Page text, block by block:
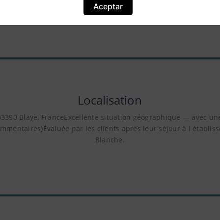
Oui, cet établissement dispose d une piscine. Vous pouvez consulter
sur la piscine ainsi que sur les autres installations de l hôtel.
Localisation
Blaye, FranceExcellente situation géographique — avec
par les clients après leur séjour à l
Blanche.
Aceptar